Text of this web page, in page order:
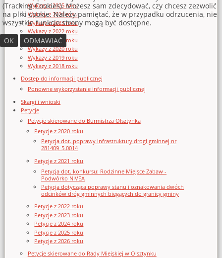
Wykazy z 2025 roku
Wykazy z 2024 roku
Wykazy z 2023 roku
Wykazy z 2022 roku
Wykazy z 2021 roku
Wykazy z 2020 roku
Wykazy z 2019 roku
Wykazy z 2018 roku
Dostęp do informacji publicznej
Ponowne wykorzystanie informacji publicznej
Skargi i wnioski
Petycje
Petycje skierowane do Burmistrza Olsztynka
Petycje z 2020 roku
Petycja dot. poprawy infrastruktury drogi gminnej nr
281409_5.0014
Petycje z 2021 roku
Petycja dot. konkursu: Rodzinne Miejsce Zabaw -
Podwórko NIVEA
Petycja dotycząca poprawy stanu i oznakowania dwóch
odcinków dróg gminnych biegących do granicy gminy
Petycje z 2022 roku
Petycje z 2023 roku
Petycje z 2024 roku
Petycje z 2025 roku
Petycje z 2026 roku
Petycje skierowane do Rady Miejskiej w Olsztynku
(Tracking Cookies). Możesz sam zdecydować, czy chcesz zezwolić
na pliki cookie. Należy pamiętać, że w przypadku odrzucenia, nie
wszystkie funkcje strony mogą być dostępne.
OK
ODMAWIAĆ